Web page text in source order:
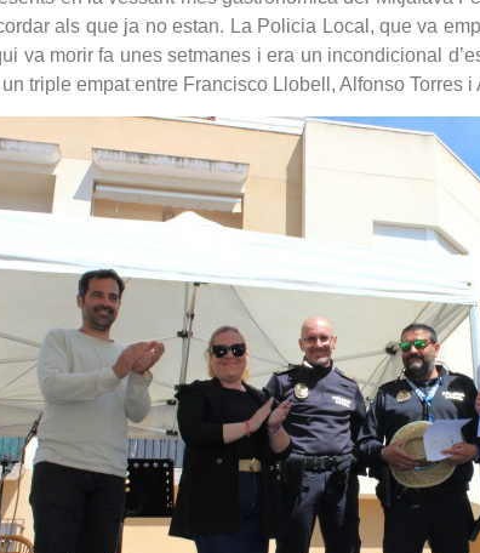
als que ja no estan. La Policia Local, que va
va morir fa unes setmanes i era un incondicional
triple empat entre Francisco Llobell, Alfonso Torres i